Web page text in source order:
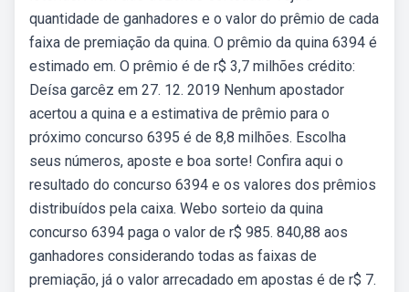
quantidade de ganhadores e o valor do prêmio de cada
faixa de premiação da quina. O prêmio da quina 6394 é
estimado em. O prêmio é de r$ 3,7 milhões crédito:
Deísa garcêz em 27. 12. 2019 Nenhum apostador
acertou a quina e a estimativa de prêmio para o
próximo concurso 6395 é de 8,8 milhões. Escolha
seus números, aposte e boa sorte! Confira aqui o
resultado do concurso 6394 e os valores dos prêmios
distribuídos pela caixa. Webo sorteio da quina
concurso 6394 paga o valor de r$ 985. 840,88 aos
ganhadores considerando todas as faixas de
premiação, já o valor arrecadado em apostas é de r$ 7.